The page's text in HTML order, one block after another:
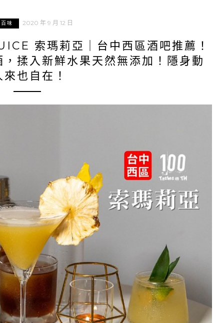
味 2020 年 9 月 12 日
索瑪莉亞｜台中西區酒吧推薦！
揉入新鮮水果天然無添加！隱身動
也自在！